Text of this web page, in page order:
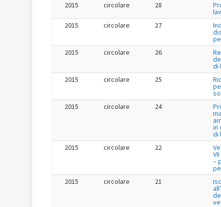
2015
circolare 28
2015
circolare 27
2015
circolare 26
di
2015
circolare 25
2015
circolare 24
in
di
2015
circolare 22
–
2015
circolare 21